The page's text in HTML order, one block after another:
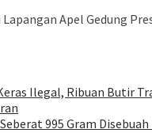
Apel Gedung
Ilegal, Ribuan Butir
995 Gram